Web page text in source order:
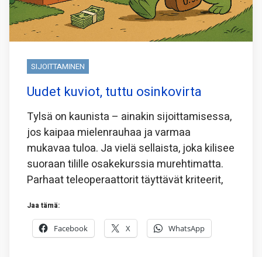
SIJOITTAMINEN
Uudet kuviot, tuttu osinkovirta
Tylsä on kaunista – ainakin sijoittamisessa,
jos kaipaa mielenrauhaa ja varmaa
mukavaa tuloa. Ja vielä sellaista, joka kilisee
suoraan tilille osakekurssia murehtimatta.
Parhaat teleoperaattorit täyttävät kriteerit,
Jaa tämä:
Facebook X WhatsApp